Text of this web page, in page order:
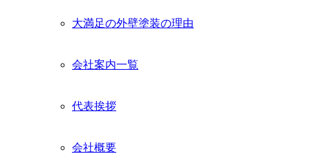
ニ
を
大満足の外壁塗装の理由
会社案内一覧
代表挨拶
会社概要